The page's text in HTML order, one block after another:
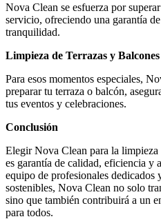
Nova Clean se esfuerza por
servicio, ofreciendo una garantía
tranquilidad.
Limpieza de Terrazas y
Para esos momentos especiales,
preparar tu terraza o balcón,
tus eventos y celebraciones.
Conclusión
Elegir Nova Clean para la
es garantía de calidad, eficiencia y
equipo de profesionales dedicados
sostenibles, Nova Clean no solo
sino que también contribuirá a un
para todos.